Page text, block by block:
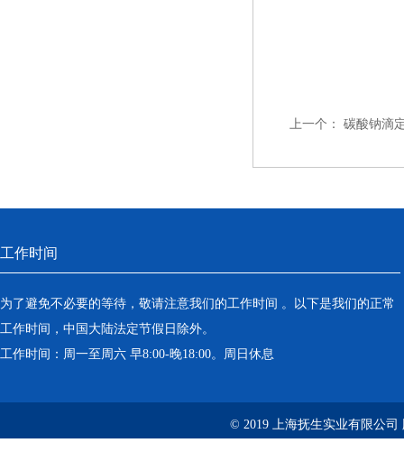
上一个： 碳酸钠滴
工作时间
为了避免不必要的等待，敬请注意我们的工作时间 。以下是我们的正常
工作时间，中国大陆法定节假日除外。
工作时间：周一至周六 早8:00-晚18:00。周日休息
© 2019 上海抚生实业有限公司